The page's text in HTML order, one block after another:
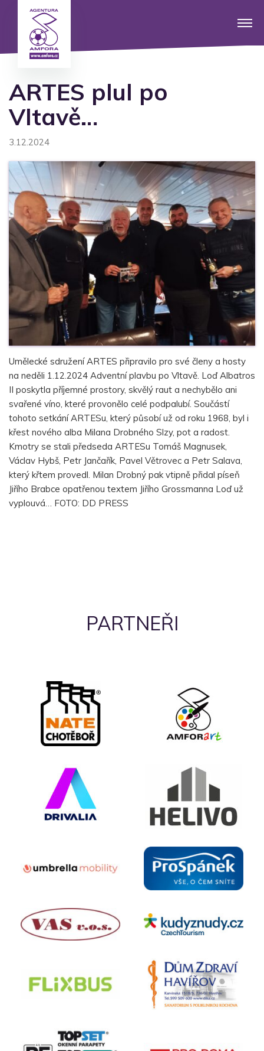
ARTES plul po
Vltavě…
3.12.2024
Umělecké sdružení ARTES připravilo pro své členy a hosty
na neděli 1.12.2024 Adventní plavbu po Vltavě. Loď Albatros
II poskytla příjemné prostory, skvělý raut a nechybělo ani
svařené víno, které provonělo celé podpalubí. Součástí
tohoto setkání ARTESu, který působí už od roku 1968, byl i
křest nového alba Milana Drobného Slzy, pot a radost.
Kmotry se stali předseda ARTESu Tomáš Magnusek,
Václav Hybš, Petr Jančařík, Pavel Větrovec a Petr Salava,
který křtem provedl. Milan Drobný pak vtipně přidal píseň
Jiřího Brabce opatřenou textem Jiřího Grossmanna Loď už
vyplouvá… FOTO: DD PRESS
PARTNEŘI